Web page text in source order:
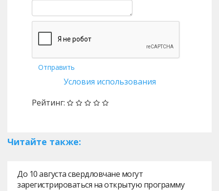
Отправить
Условия использования
Рейтинг:
Читайте также:
До 10 августа свердловчане могут
зарегистрироваться на открытую программу